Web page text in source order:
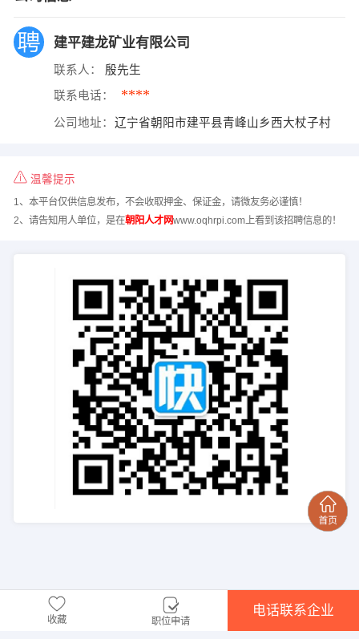
建平建龙矿业有限公司
联系人： 殷先生
联系电话： ****
公司地址： 辽宁省朝阳市建平县青峰山乡西大杖子村
温馨提示
1、本平台仅供信息发布，不会收取押金、保证金，请微友务必谨慎！
2、请告知用人单位，是在朝阳人才网www.oqhrpi.com上看到该招聘信息的！
收藏 职位申请
电话联系企业